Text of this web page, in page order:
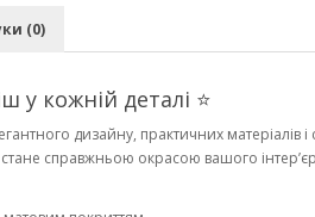
(0)
у кожній деталі ⭐
дизайну, практичних матеріалів
стане справжньою окрасою вашого